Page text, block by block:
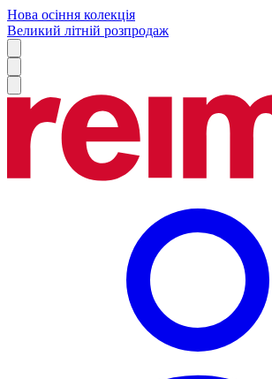
Нова осіння колекція
Великий літній розпродаж